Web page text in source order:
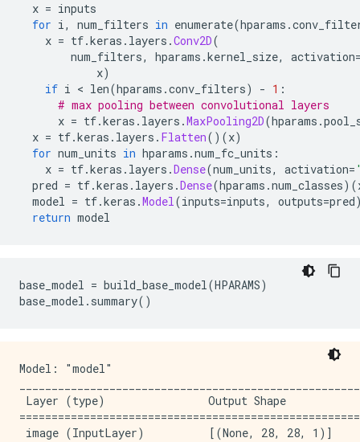
x = inputs
for i, num_filters in enumerate(hparams .
x = tf.keras . layers .Conv2D(
num_filters, hparams .kernel_size, activation
x)
if i < len(hparams .conv_filters) - 1 :
# max pooling between convolutional layers
x = tf.keras . layers .MaxPooling2D(hparams .
x = tf.keras . layers . Flatten()(x)
for num_units in hparams .num_fc_units :
x = tf.keras . layers .Dense(num_units, activation=
pred = tf.keras . layers .Dense(hparams .num_classes)(
model = tf.keras .Model(inputs=inputs, outputs=pred
return model
base_model = build_base_model(HPARAMS)
base_model . summary()
Model: "model"
Layer (type)                Output Shape
image (InputLayer)          [(None, 28,